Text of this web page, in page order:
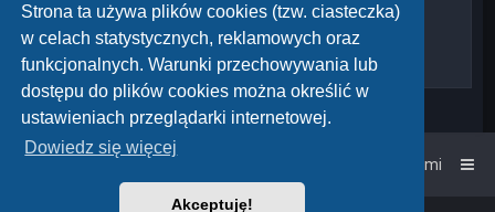
Strona ta używa plików cookies (tzw. ciasteczka)
w celach statystycznych, reklamowych oraz
funkcjonalnych. Warunki przechowywania lub
dostępu do plików cookies można określić w
ustawieniach przeglądarki internetowej.
Dowiedz się więcej
Akceptuję!
Nie możeszzmieniać swoich postów
Nie możesz
usuwać swoich postów
Nie możeszdodawać załączników
Kontakt z nami